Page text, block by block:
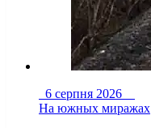
6 серпня 2026
На южных миражах